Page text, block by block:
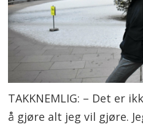
TAKKNEMLIG: – Det er
å gjøre alt jeg vil gjøre.